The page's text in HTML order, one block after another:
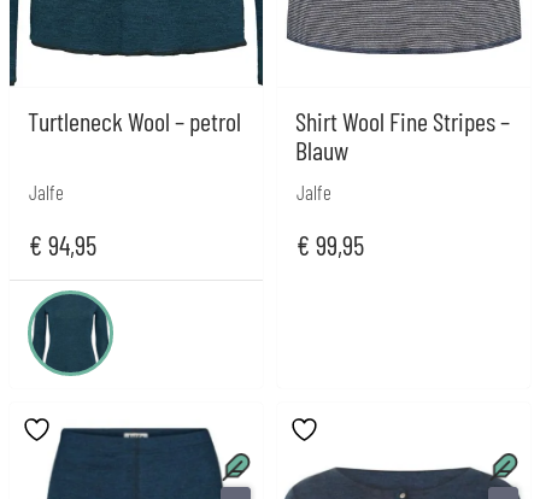
Turtleneck Wool – petrol
Jalfe
€ 94,95
Shirt Wool Fine Stripes –
Blauw
Jalfe
€ 99,95